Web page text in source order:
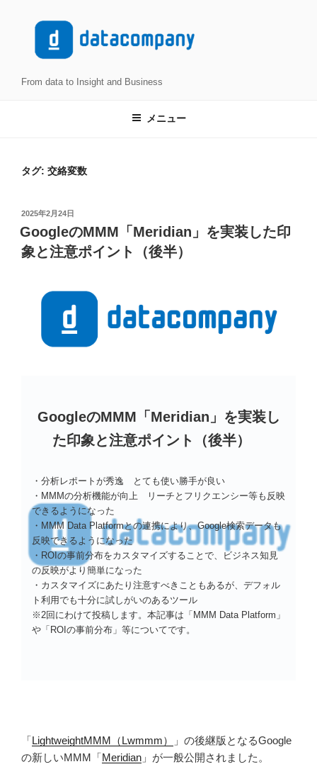
From data to Insight and Business
メニュー
タグ: 交絡変数
投
稿
日:
2025年2月24日
GoogleのMMM「Meridian」を実装した印
象と注意ポイント（後半）
GoogleのMMM「Meridian」を実装し
た印象と注意ポイント（後半）
・分析レポートが秀逸 とても使い勝手が良い
・MMMの分析機能が向上 リーチとフリクエンシー等も反映
できるようになった
・MMM Data Platformとの連携により、Google検索データも
反映できるようになった
・ROIの事前分布をカスタマイズすることで、ビジネス知見
の反映がより簡単になった
・カスタマイズにあたり注意すべきこともあるが、デフォル
ト利用でも十分に試しがいのあるツール
※2回にわけて投稿します。本記事は「MMM Data Platform」
や「ROIの事前分布」等についてです。
「LightweightMMM（Lwmmm）
」の後継版となるGoogle
の新しいMMM「Meridian 」が一般公開されました。